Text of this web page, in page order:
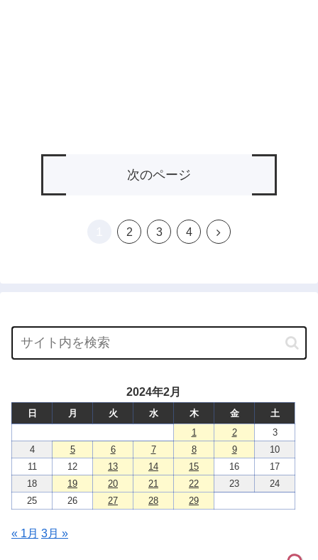
次のページ
2 3 4
次
2024年2月
日 月 火 水 木 金
土
1
2
3
4
5 6 7 8 9
10
11
12 13 14 15 16
17
18
19 20 21 22 23
24
25
26 27 28 29
« 1月 3月 »